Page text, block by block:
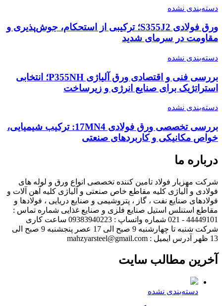
دسته‌بندی نشده
ورق فولادی S355J2؛ ترکیبی از استحکام، جوش‌پذیری و
مقاومت در سرمای شدید
دسته‌بندی نشده
بررسی فنی و اقتصادی ورق آلیاژی P355NH؛ انتخابی
استراتژیک برای صنایع انرژی و زیرساخت
دسته‌بندی نشده
بررسی تخصصی ورق فولادی 17MN4: ترکیب شیمیایی،
خواص مکانیکی و کاربردهای صنعتی
درباره ما
شرکت مهزیار فولاد تامین کننده تخصصی انواع ورق و لوله های
فولادی و آلیاژی کلیه مقاطع خاص صنعتی و آلیاژی کلیه آهن آلات و
فولادهای صنایع نفت ، گاز ، پتروشیمی و صنایع دریایی ، فولادها و
مقاطع استنلس استیل صنایع فلزی و صنایع غذایی شماره تماس :
44449101 - 021 شماره واتساپ : 09383940223 ساعت کاری
شرکت شنبه تا چهارشنبه 9 صبح الی 17 عصر پنجشنبه 9 صبح الی
13 ظهر آدرس ایمیل : mahzyarsteel@gmail.com
آخرین مطالب سایت
دسته‌بندی نشده